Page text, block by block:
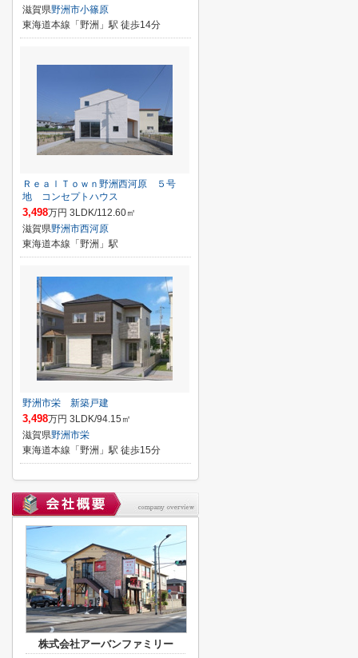
滋賀県野洲市小篠原
東海道本線「野洲」駅 徒歩14分
ＲｅａｌＴｏｗｎ野洲西河原 ５号
地 コンセプトハウス
3,498万円 3LDK/112.60㎡
滋賀県野洲市西河原
東海道本線「野洲」駅
野洲市栄 新築戸建
3,498万円 3LDK/94.15㎡
滋賀県野洲市栄
東海道本線「野洲」駅 徒歩15分
株式会社アーバンファミリー